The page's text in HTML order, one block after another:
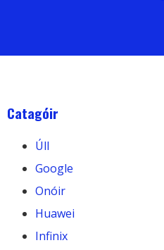
Catagóir
Úll
Google
Onóir
Huawei
Infinix